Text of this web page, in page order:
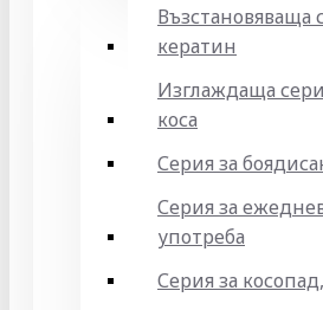
Възстановяваща
кератин
Изглаждаща
коса
Серия за
Серия за
употреба
Серия за